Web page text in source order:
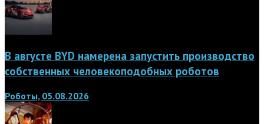
В августе BYD намерена запустить производство
собственных человекоподобных роботов
Роботы, 05.08.2026